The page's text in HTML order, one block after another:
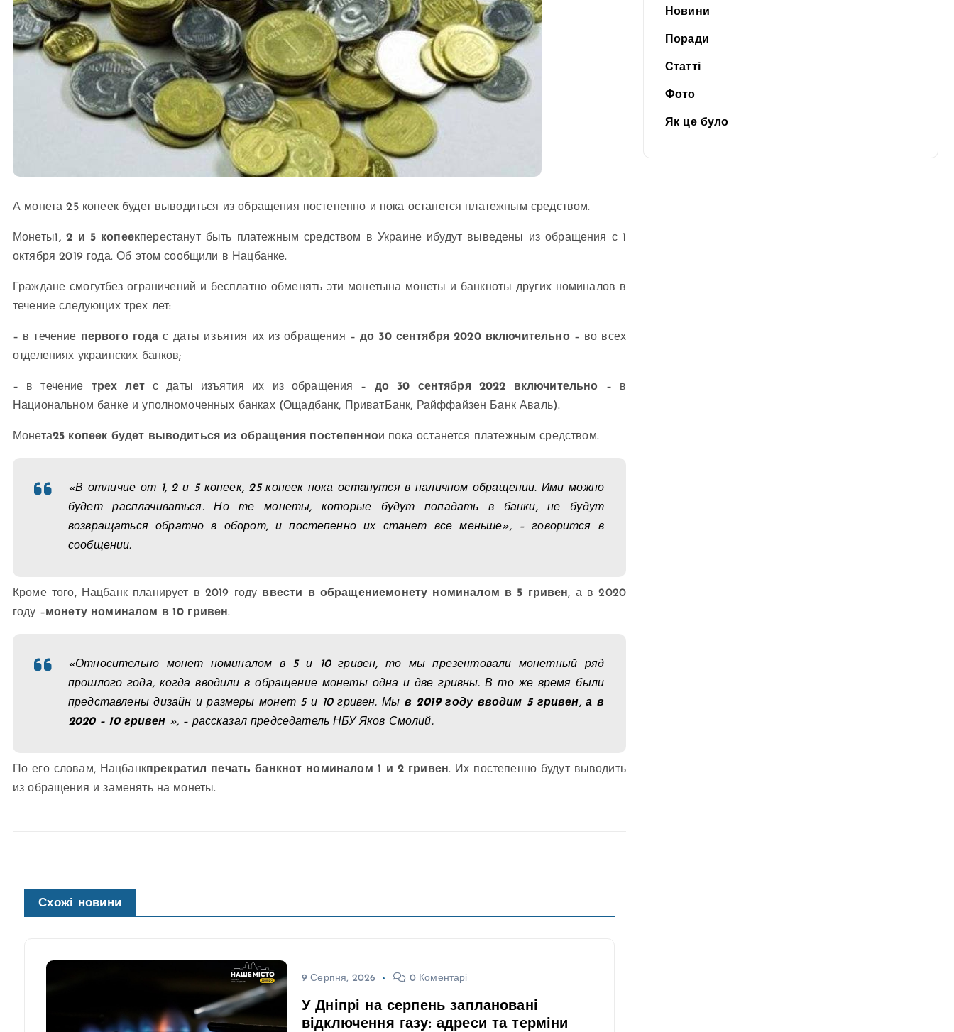
А монета 25 копеек будет выводиться из обращения постепенно и пока останется платежным средством.
Монеты1, 2 и 5 копеекперестанут быть платежным средством в Украине ибудут выведены из обращения с 1
октября 2019 года. Об этом сообщили в Нацбанке.
Граждане смогутбез ограничений и бесплатно обменять эти монетына монеты и банкноты других номиналов в
течение следующих трех лет:
– в течение первого года с даты изъятия их из обращения –до 30 сентября 2020 включительно– во всех
отделениях украинских банков;
– в течение трех летс даты изъятия их из обращения – до 30 сентября 2022 включительно – в
Национальном банке и уполномоченных банках (Ощадбанк, ПриватБанк, Райффайзен Банк Аваль).
Монета25 копеек будет выводиться из обращения постепеннои пока останется платежным средством.
«В отличие от 1, 2 и 5 копеек, 25 копеек пока останутся в наличном обращении. Ими можно
будет расплачиваться. Но те монеты, которые будут попадать в банки, не будут
возвращаться обратно в оборот, и постепенно их станет все меньше», – говорится в
сообщении.
Кроме того, Нацбанк планирует в 2019 году ввести в обращениемонету номиналом в 5 гривен, а в 2020
году –монету номиналом в 10 гривен.
«Относительно монет номиналом в 5 и 10 гривен, то мы презентовали монетный ряд
прошлого года, когда вводили в обращение монеты одна и две гривны. В то же время были
представлены дизайн и размеры монет 5 и 10 гривен. Мы в 2019 году вводим 5 гривен, а в
2020 – 10 гривен », – рассказал председатель НБУ Яков Смолий.
По его словам, Нацбанкпрекратил печать банкнот номиналом 1 и 2 гривен. Их постепенно будут выводить
из обращения и заменять на монеты.
Схожі новини
9 Серпня, 2026 0 Коментарі
У Дніпрі на серпень заплановані
відключення газу: адреси та терміни
Новини
Поради
Статті
Фото
Як це було